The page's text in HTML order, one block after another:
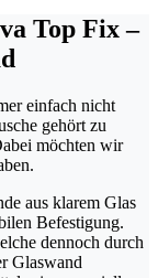
Top Fix –
einfach nicht
gehört zu
möchten wir
aus klarem Glas
Befestigung.
dennoch durch
Glaswand